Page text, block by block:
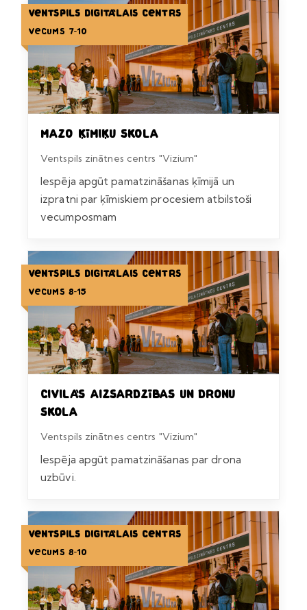
Ventspils Digitālais centrs
Vecums 7-10
Mazo ķīmiķu skola
Ventspils zinātnes centrs "Vizium"
Iespēja apgūt pamatzināšanas ķīmijā un
izpratni par ķīmiskiem procesiem atbilstoši
vecumposmam
Ventspils Digitālais centrs
Vecums 8-15
Civilās aizsardzības un dronu
skola
Ventspils zinātnes centrs "Vizium"
Iespēja apgūt pamatzināšanas par drona
uzbūvi.
Ventspils Digitālais centrs
Vecums 8-10